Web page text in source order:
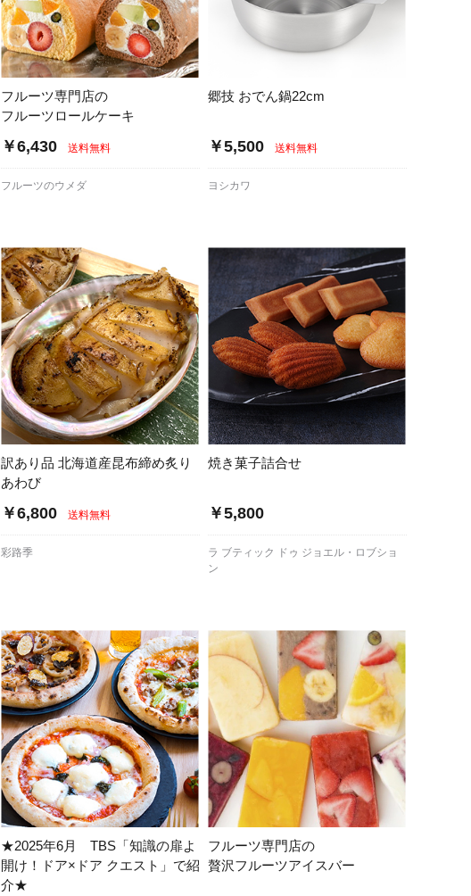
フルーツ専門店の
フルーツロールケーキ
￥6,430 送料無料
フルーツのウメダ
郷技 おでん鍋22cm
￥5,500 送料無料
ヨシカワ
訳あり品 北海道産昆布締め炙り
あわび
￥6,800 送料無料
彩路季
焼き菓子詰合せ
￥5,800
ラ ブティック ドゥ ジョエル・ロブショ
ン
★2025年6月 TBS「知識の扉よ
開け！ドア×ドア クエスト」で紹
介★
フルーツ専門店の
贅沢フルーツアイスバー